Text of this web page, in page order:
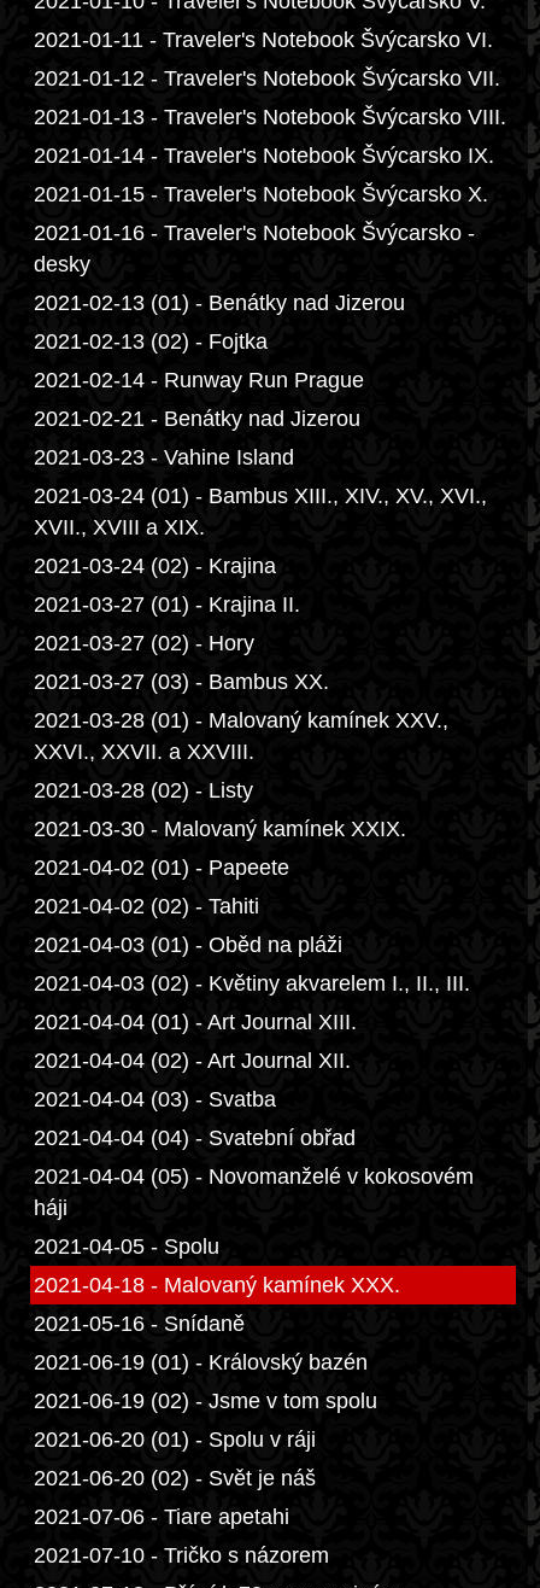
2021-01-11 - Traveler's Notebook Švýcarsko VI.
2021-01-12 - Traveler's Notebook Švýcarsko VII.
2021-01-13 - Traveler's Notebook Švýcarsko VIII.
2021-01-14 - Traveler's Notebook Švýcarsko IX.
2021-01-15 - Traveler's Notebook Švýcarsko X.
2021-01-16 - Traveler's Notebook Švýcarsko -
desky
2021-02-13 (01) - Benátky nad Jizerou
2021-02-13 (02) - Fojtka
2021-02-14 - Runway Run Prague
2021-02-21 - Benátky nad Jizerou
2021-03-23 - Vahine Island
2021-03-24 (01) - Bambus XIII., XIV., XV., XVI.,
XVII., XVIII a XIX.
2021-03-24 (02) - Krajina
2021-03-27 (01) - Krajina II.
2021-03-27 (02) - Hory
2021-03-27 (03) - Bambus XX.
2021-03-28 (01) - Malovaný kamínek XXV.,
XXVI., XXVII. a XXVIII.
2021-03-28 (02) - Listy
2021-03-30 - Malovaný kamínek XXIX.
2021-04-02 (01) - Papeete
2021-04-02 (02) - Tahiti
2021-04-03 (01) - Oběd na pláži
2021-04-03 (02) - Květiny akvarelem I., II., III.
2021-04-04 (01) - Art Journal XIII.
2021-04-04 (02) - Art Journal XII.
2021-04-04 (03) - Svatba
2021-04-04 (04) - Svatební obřad
2021-04-04 (05) - Novomanželé v kokosovém
háji
2021-04-05 - Spolu
2021-04-18 - Malovaný kamínek XXX.
2021-05-16 - Snídaně
2021-06-19 (01) - Královský bazén
2021-06-19 (02) - Jsme v tom spolu
2021-06-20 (01) - Spolu v ráji
2021-06-20 (02) - Svět je náš
2021-07-06 - Tiare apetahi
2021-07-10 - Tričko s názorem